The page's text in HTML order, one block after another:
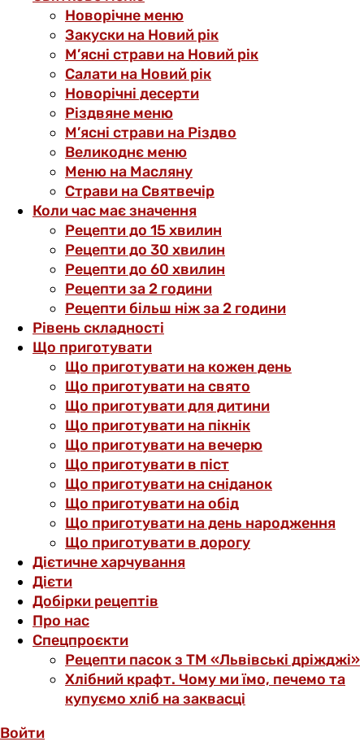
Новорічне меню
Закуски на Новий рік
М’ясні страви на Новий рік
Салати на Новий рік
Новорічні десерти
Різдвяне меню
М’ясні страви на Різдво
Великоднє меню
Меню на Масляну
Страви на Святвечір
Коли час має значення
Рецепти до 15 хвилин
Рецепти до 30 хвилин
Рецепти до 60 хвилин
Рецепти за 2 години
Рецепти більш ніж за 2 години
Рівень складності
Що приготувати
Що приготувати на кожен день
Що приготувати на свято
Що приготувати для дитини
Що приготувати на пікнік
Що приготувати на вечерю
Що приготувати в піст
Що приготувати на сніданок
Що приготувати на обід
Що приготувати на день народження
Що приготувати в дорогу
Дієтичне харчування
Дієти
Добірки рецептів
Про нас
Спецпроєкти
Рецепти пасок з ТМ «Львівські дріжджі»
Хлібний крафт. Чому ми їмо, печемо та
купуємо хліб на заквасці
Войти